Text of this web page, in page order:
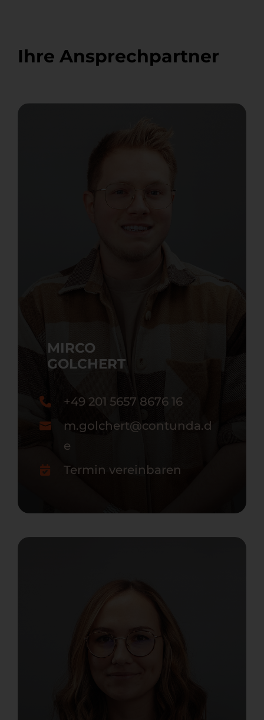
Ihre Ansprechpartner
MIRCO
GOLCHERT
+49 201 5657 8676 16
m.golchert@contunda.d
e
Termin vereinbaren